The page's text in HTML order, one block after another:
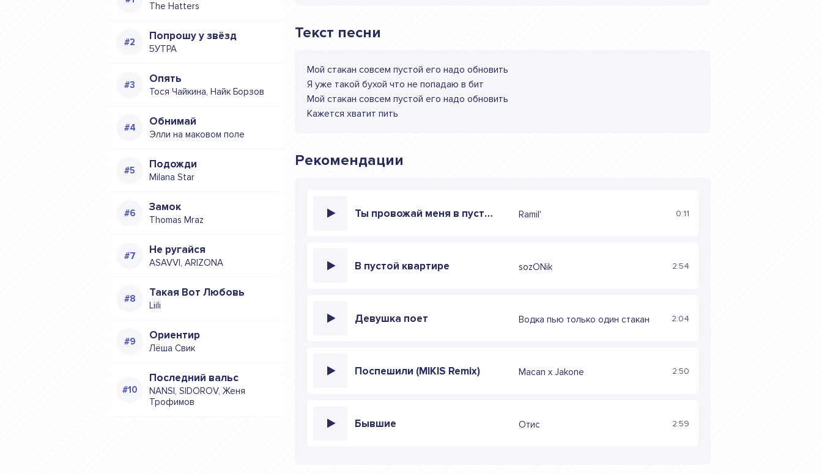
The Hatters
Попрошу у звёзд
5УТРА
Опять
Тося Чайкина, Найк Борзов
Обнимай
Элли на маковом поле
Подожди
Milana Star
Замок
Thomas Mraz
Не ругайся
ASAVVI, ARIZONA
Такая Вот Любовь
Liili
Ориентир
Лёша Свик
Последний вальс
NANSI, SIDOROV, Женя
Трофимов
Текст песни
Мой стакан совсем пустой его надо обновить
Я уже такой бухой что не попадаю в бит
Мой стакан совсем пустой его надо обновить
Кажется хватит пить
Рекомендации
Ты провожай меня в пустой вагон Ramil' 0:11
В пустой квартире sozONik 2:54
Девушка поет Водка пью только один стакан 2:04
Поспешили (MIKIS Remix) Macan x Jakone 2:50
Бывшие Отис 2:59